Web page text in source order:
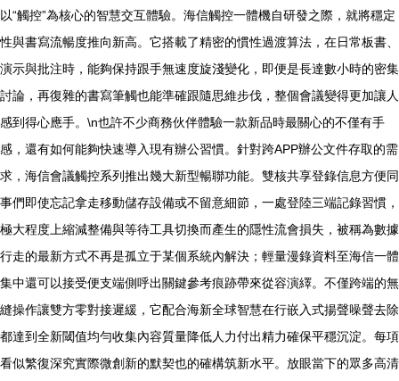
以“觸控”為核心的智慧交互體驗。海信觸控一體機自研發之際，就將穩定
性與書寫流暢度推向新高。它搭載了精密的慣性過渡算法，在日常板書、
演示與批注時，能夠保持跟手無速度旋淺變化，即便是長達數小時的密集
討論，再復雜的書寫筆觸也能準確跟隨思維步伐，整個會議變得更加讓人
感到得心應手。\n也許不少商務伙伴體驗一款新品時最關心的不僅有手
感，還有如何能夠快速導入現有辦公習慣。針對跨APP辦公文件存取的需
求，海信會議觸控系列推出幾大新型暢聯功能。雙核共享登錄信息方便同
事們即使忘記拿走移動儲存設備或不留意細節，一處登陸三端記錄習慣，
極大程度上縮減整備與等待工具切換而產生的隱性流會損失，被稱為數據
行走的最新方式不再是孤立于某個系統內解決；輕量漫錄資料至海信一體
集中還可以接受便支端側呼出關鍵參考痕跡帶來從容演繹。不僅跨端的無
縫操作讓雙方零對接遲緩，它配合海新全球智慧在行嵌入式揚聲噪聲去除
都達到全新閾值均勻收集內容質量降低人力付出精力確保平穩沉淀。每項
看似繁復深究實際微創新的默契也的確構筑新水平。放眼當下的眾多高清